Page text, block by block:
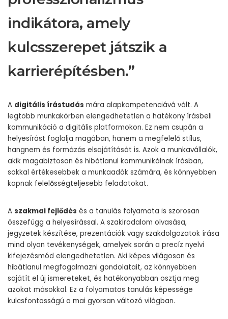
indikátora, amely
kulcsszerepet játszik a
karrierépítésben.”
A digitális írástudás mára alapkompetenciává vált. A
legtöbb munkakörben elengedhetetlen a hatékony írásbeli
kommunikáció a digitális platformokon. Ez nem csupán a
helyesírást foglalja magában, hanem a megfelelő stílus,
hangnem és formázás elsajátítását is. Azok a munkavállalók,
akik magabiztosan és hibátlanul kommunikálnak írásban,
sokkal értékesebbek a munkaadók számára, és könnyebben
kapnak felelősségteljesebb feladatokat.
A szakmai fejlődés és a tanulás folyamata is szorosan
összefügg a helyesírással. A szakirodalom olvasása,
jegyzetek készítése, prezentációk vagy szakdolgozatok írása
mind olyan tevékenységek, amelyek során a precíz nyelvi
kifejezésmód elengedhetetlen. Aki képes világosan és
hibátlanul megfogalmazni gondolatait, az könnyebben
sajátít el új ismereteket, és hatékonyabban osztja meg
azokat másokkal. Ez a folyamatos tanulás képessége
kulcsfontosságú a mai gyorsan változó világban.